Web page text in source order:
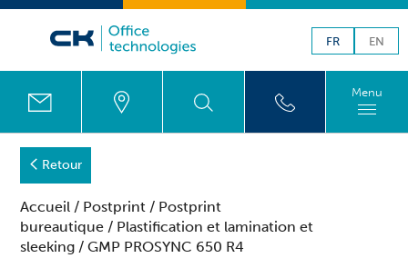
FR EN
Menu
Retour
Accueil / Postprint / Postprint
bureautique / Plastification et lamination et
sleeking / GMP PROSYNC 650 R4